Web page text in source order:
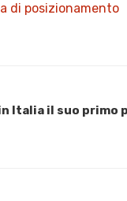
di posizionamento
Italia il suo primo